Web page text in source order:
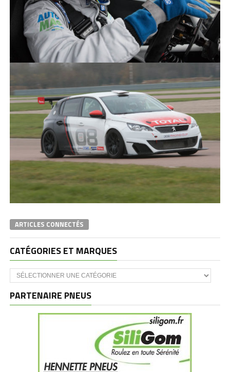
ARTICLES CONNECTÉS
CATÉGORIES ET MARQUES
Catégories
et
PARTENAIRE PNEUS